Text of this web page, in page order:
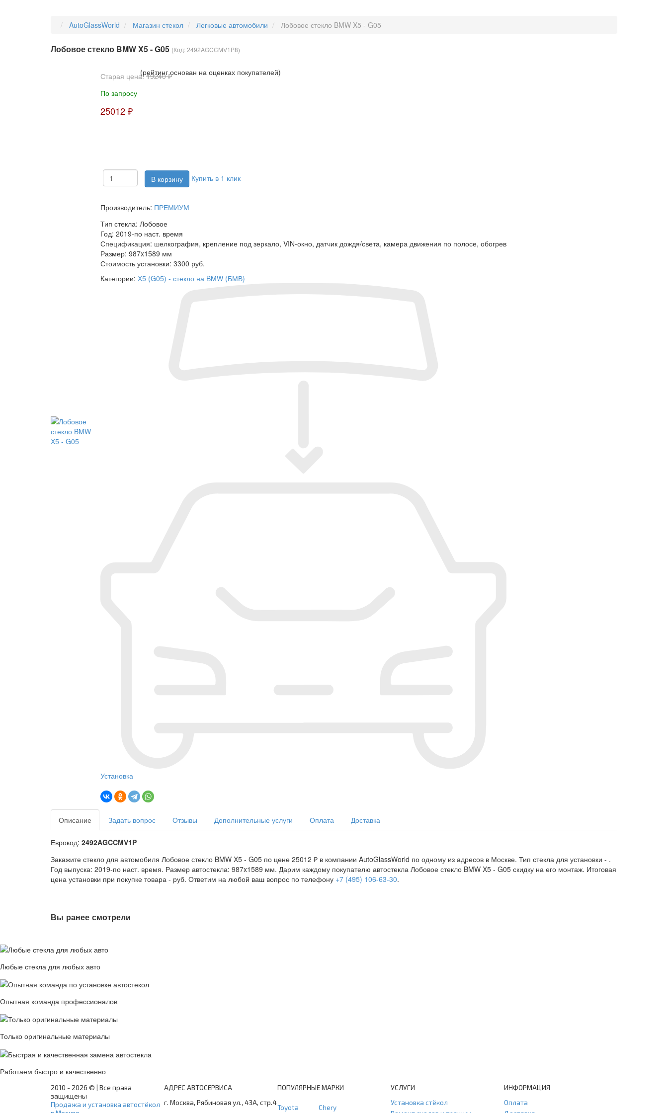
AutoGlassWorld Магазин стекол Легковые автомобили Лобовое стекло BMW X5 - G05
Лобовое стекло BMW X5 - G05 (Код:2492AGCCMV1P8)
(рейтинг основан на оценках покупателей)
Старая цена:19240 ₽
По запросу
25012 ₽
Купить в 1 клик
Производитель: ПРЕМИУМ
Тип стекла: Лобовое
Год: 2019-по наст. время
Спецификация: шелкография, крепление под зеркало, VIN-окно, датчик дождя/света, камера движения по полосе, обогрев
Размер: 987x1589 мм
Стоимость установки: 3300 руб.
Категории: X5 (G05) - стекло на BMW (БМВ)
Установка
Описание Задать вопрос Отзывы Дополнительные услуги Оплата Доставка
Еврокод: 2492AGCCMV1P
Закажите стекло для автомобиля Лобовое стекло BMW X5 - G05 по цене 25012 ₽ в компании AutoGlassWorld по одному из адресов в Москве. Тип стекла для установки - .
Год выпуска: 2019-по наст. время. Размер автостекла: 987x1589 мм. Дарим каждому покупателю автостекла Лобовое стекло BMW X5 - G05 скидку на его монтаж. Итоговая
цена установки при покупке товара - руб. Ответим на любой ваш вопрос по телефону +7 (495) 106-63-30.
Вы ранее смотрели
Любые стекла для любых авто
Опытная команда профессионалов
Только оригинальные материалы
Работаем быстро и качественно
2010 - 2026 © | Все права
защищены
Продажа и установка автостёкол
АДРЕС АВТОСЕРВИСА
г. Москва, Рябиновая ул., 43А, стр.4
ПОПУЛЯРНЫЕ МАРКИ
Toyota Chery
УСЛУГИ
Установка стёкол
ИНФОРМАЦИЯ
Оплата